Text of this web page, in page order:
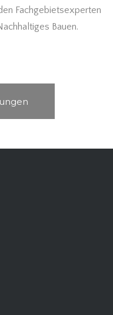
Fachgebietsexperten
Bauen.